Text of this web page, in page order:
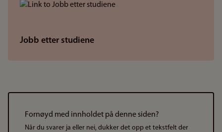
Jobb etter studiene
Fornøyd med innholdet på denne siden?
Når du svarer ja eller nei, dukker det opp et tekstfelt der